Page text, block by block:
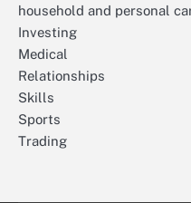
household and personal
Investing
Medical
Relationships
Skills
Sports
Trading